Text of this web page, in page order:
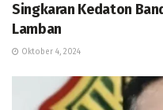
Singkaran Kedaton
Lamban
Oktober 4, 2024